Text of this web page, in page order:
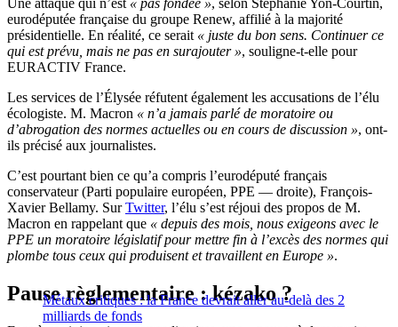
Une attaque qui n’est « pas fondée », selon Stéphanie Yon-Courtin,
eurodéputée française du groupe Renew, affilié à la majorité
présidentielle. En réalité, ce serait « juste du bon sens. Continuer ce
qui est prévu, mais ne pas en surajouter », souligne-t-elle pour
EURACTIV France.
Les services de l’Élysée réfutent également les accusations de l’élu
écologiste. M. Macron « n’a jamais parlé de moratoire ou
d’abrogation des normes actuelles ou en cours de discussion », ont-
ils précisé aux journalistes.
C’est pourtant bien ce qu’a compris l’eurodéputé français
conservateur (Parti populaire européen, PPE — droite), François-
Xavier Bellamy. SurTwitter, l’élu s’est réjoui des propos de M.
Macron en rappelant que « depuis des mois, nous exigeons avec le
PPE un moratoire législatif pour mettre fin à l’excès des normes qui
plombe tous ceux qui produisent et travaillent en Europe ».
Métaux critiques : la France devrait aller au-delà des 2
milliards de fonds
Pause règlementaire : kézako ?